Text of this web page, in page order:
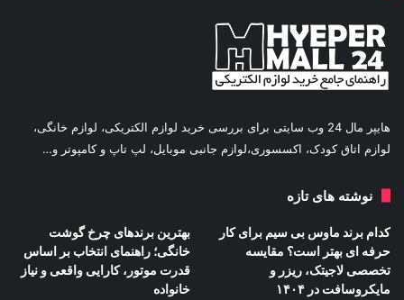
هایپر مال 24 وب سایتی برای بررسی خرید لوازم الکتریکی، لوازم خانگی،
لوازم اتاق کودک، اکسسوری،لوازم جانبی موبایل، لپ تاپ و کامپوتر و…
نوشته های تازه
کدام برند ماوس بی سیم برای کار
حرفه ای بهتر است؟ مقایسه
تخصصی لاجیتک، ریزر و
مایکروسافت در ۱۴۰۴
بهترین برندهای چرخ گوشت
خانگی؛ راهنمای انتخاب بر اساس
قدرت موتور، کارایی واقعی و نیاز
خانواده